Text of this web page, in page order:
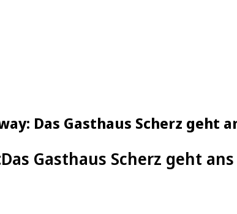
Das Gasthaus Scherz geht
Das Gasthaus Scherz geht